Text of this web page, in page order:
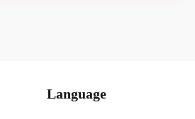
Language